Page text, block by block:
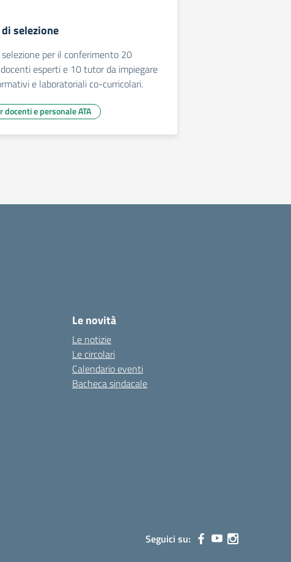
selezione
selezione per il conferimento 20
esperti e 10 tutor da impiegare
e laboratoriali co-curricolari.
docenti e personale ATA
Le novità
Le notizie
Le circolari
Calendario eventi
Bacheca sindacale
Seguici su: